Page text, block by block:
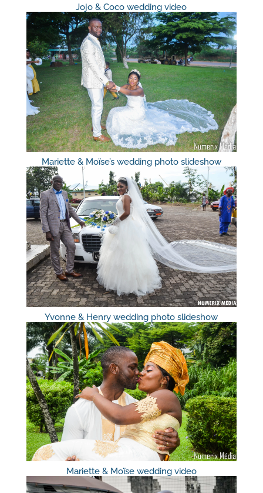
Jojo & Coco wedding video
Mariette & Moïse’s wedding photo slideshow
Yvonne & Henry wedding photo slideshow
Mariette & Moïse wedding video